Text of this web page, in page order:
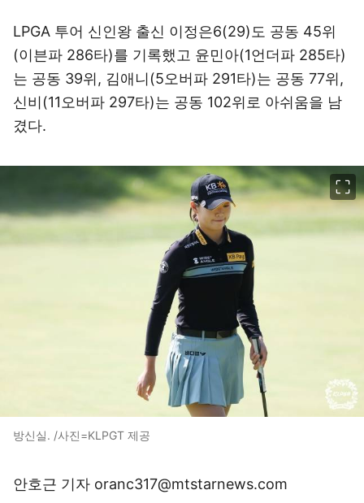
LPGA 투어 신인왕 출신 이정은6(29)도 공동 45위
(이븐파 286타)를 기록했고 윤민아(1언더파 285타)
는 공동 39위, 김애니(5오버파 291타)는 공동 77위,
신비(11오버파 297타)는 공동 102위로 아쉬움을 남
겼다.
방신실. /사진=KLPGT 제공
안호근 기자 oranc317@mtstarnews.com